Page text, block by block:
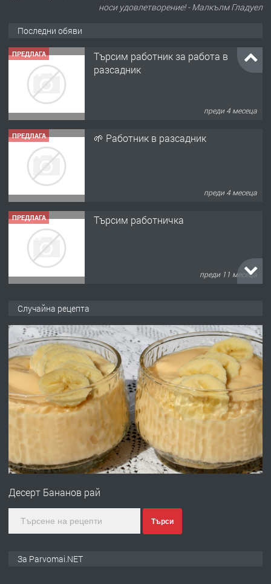
носи удовлетворение! - Малкълм Гладуел
Последни обяви
ПРЕДЛАГА
Търсим работник за работа в
разсадник
преди 4 месеца
ПРЕДЛАГА 🌱 Работник в разсадник
преди 4 месеца
ПРЕДЛАГА Търсим работничка
преди 11 месеца
преди 1 година
ПРЕДЛАГА Работа за общи работници
преди 1 година
ПРЕДЛАГА
Първи поход "По стъпките на Ангел
Случайна рецепта
Десерт Бананов рай
Търси
За Parvomai.NET